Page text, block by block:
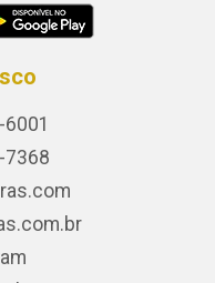
7368